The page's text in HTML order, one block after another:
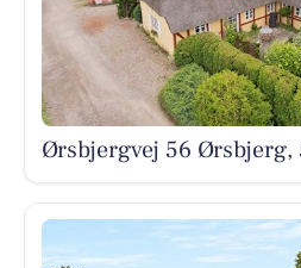
Ørsbjergvej 56 Ørsbjerg,